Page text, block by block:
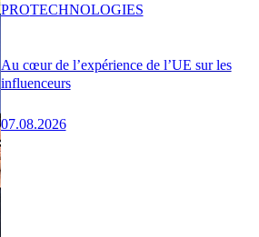
Au cœur de l’expérience de l’UE sur les
influenceurs
07.08.2026
PROTECHNOLOGIES